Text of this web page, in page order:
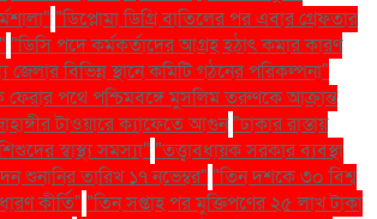
"ডিপ্লোমা ডিগ্রি বাতিলের পর এবার গ্রেফতার
"ডিসি পদে কর্মকর্তাদের আগ্রহ হঠাৎ কমার কারণ
জেলার বিভিন্ন স্থানে কমিটি গঠনের পরিকল্পনা"
পথে পশ্চিমবঙ্গে মুসলিম তরুণকে আক্রান্ত
টাওয়ারে ক্যাফেতে আগুন"ঢাকার রাস্তায়
স্বাস্থ্য সমস্যা" "তত্ত্বাবধায়ক সরকার ব্যবস্থা
শুনানির তারিখ ১৭ নভেম্বর" "তিন দশকে ৩০ বিশ্ব
কীর্তি" "তিন সপ্তাহ পর মুক্তিপণের ২৫ লাখ টাকা